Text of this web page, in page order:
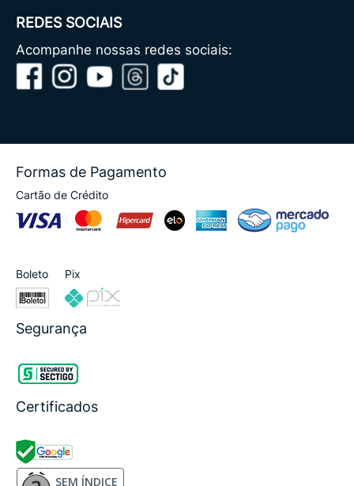
REDES SOCIAIS
Acompanhe nossas redes sociais:
Formas de Pagamento
Cartão de Crédito
Boleto Pix
Segurança
Certificados
SEM ÍNDICE